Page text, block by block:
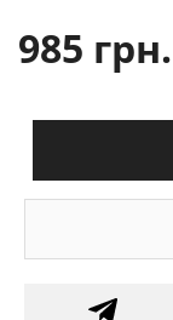
985 грн.